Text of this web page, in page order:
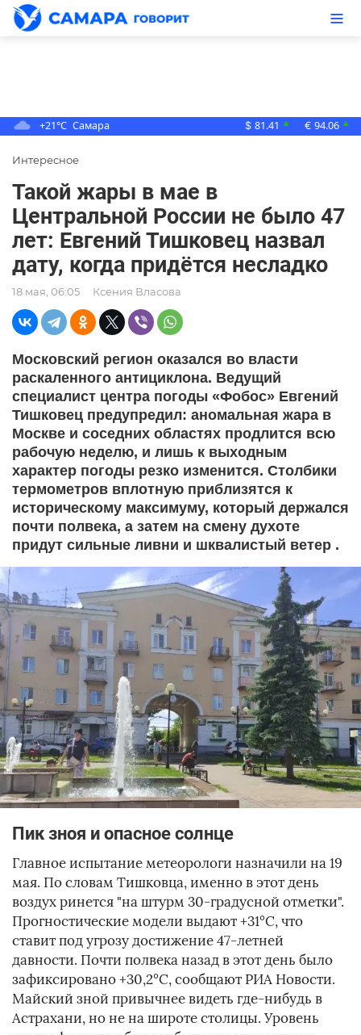
+21°C Самара $ 81.41 ▲ € 94.06 ▲
Интересное
Такой жары в мае в
Центральной России не было 47
лет: Евгений Тишковец назвал
дату, когда придётся несладко
18 мая, 06:05 Ксения Власова
Московский регион оказался во власти
раскаленного антициклона. Ведущий
специалист центра погоды «Фобос» Евгений
Тишковец предупредил: аномальная жара в
Москве и соседних областях продлится всю
рабочую неделю, и лишь к выходным
характер погоды резко изменится. Столбики
термометров вплотную приблизятся к
историческому максимуму, который держался
почти полвека, а затем на смену духоте
придут сильные ливни и шквалистый ветер .
Пик зноя и опасное солнце
Главное испытание метеорологи назначили на 19
мая. По словам Тишковца, именно в этот день
воздух ринется "на штурм 30-градусной отметки".
Прогностические модели выдают +31°C, что
ставит под угрозу достижение 47-летней
давности. Почти полвека назад в этот день было
зафиксировано +30,2°C, сообщают РИА Новости.
Майский зной привычнее видеть где-нибудь в
Астрахани, но не на широте столицы. Уровень